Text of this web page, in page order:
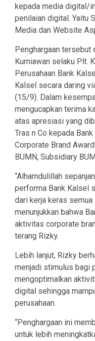
kepada media digital/
penilaian digital. Yaitu
Media dan Website
Penghargaan
Kurniawan selaku Plt.
Perusahaan Bank
Kalsel secara daring
(15/9). Dalam
mengucapkan terima
atas apresiasi yang
Tras n Co kepada
Corporate Brand
BUMN, Subsidiary
“Alhamdulillah
performa Bank Kalsel
dari kerja keras semua
menunjukkan bahwa
aktivitas corporate
terang Rizky.
Lebih lanjut, Rizky
menjadi stimulus bagi
mengoptimalkan
digital sehingga
perusahaan.
“Penghargaan ini
untuk lebih